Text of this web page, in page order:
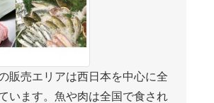
販売エリアは西日本を中心に全
います。魚や肉は全国で食され